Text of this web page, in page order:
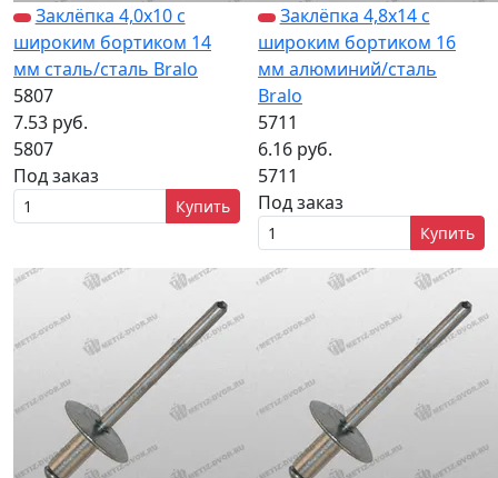
Заклёпка 4,0х10 с
широким бортиком 14
мм сталь/сталь Bralo
5807
7.53 руб.
5807
Под заказ
Купить
Заклёпка 4,8х14 с
широким бортиком 16
мм алюминий/сталь
Bralo
5711
6.16 руб.
5711
Под заказ
Купить